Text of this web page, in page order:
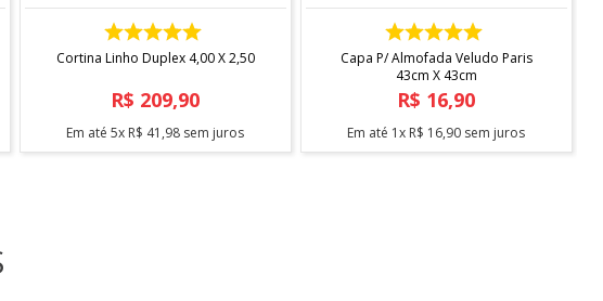
COMPRAR
Cortina Linho Duplex 4,00 X 2,50
R$ 209,90
Em até5x R$ 41 ,98 sem juros
COMPRAR
Capa P/ Almofada Veludo Paris
43cm X 43cm
R$ 16,90
Em até 1x R$ 16,90 sem juros